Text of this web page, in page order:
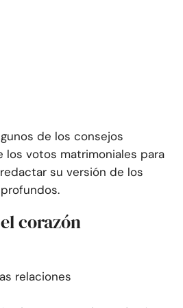
de los consejos
los votos matrimoniales para
su versión de los
corazón
relaciones